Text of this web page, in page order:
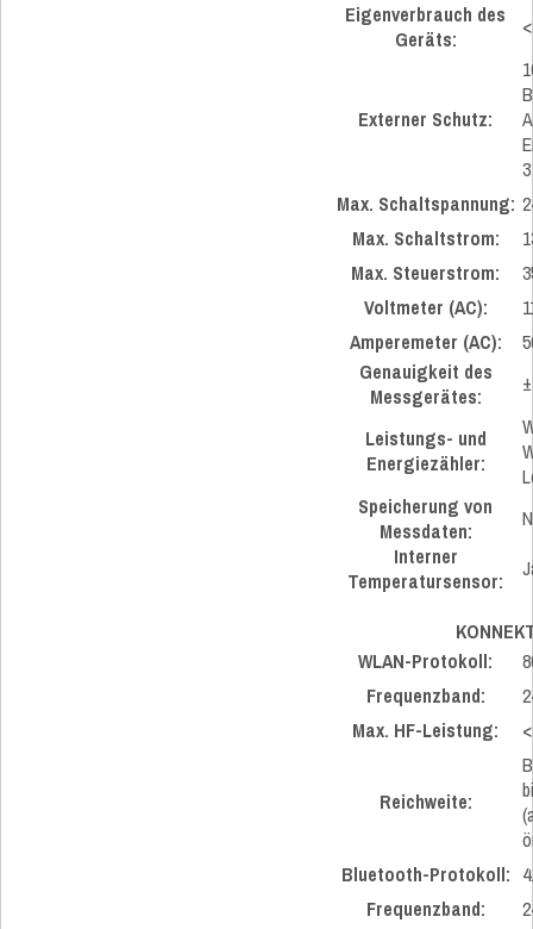
Eigenverbrauch des
Geräts:
Externer Schutz:
3
Max. Schaltspannung:
Max. Schaltstrom:
Max. Steuerstrom:
Voltmeter (AC):
Amperemeter (AC):
Genauigkeit des
Messgerätes:
Leistungs- und
Energiezähler:
Speicherung von
Messdaten:
Interner
Temperatursensor:
WLAN-Protokoll:
Frequenzband:
Max. HF-Leistung:
Reichweite:
Bluetooth-Protokoll:
Frequenzband: